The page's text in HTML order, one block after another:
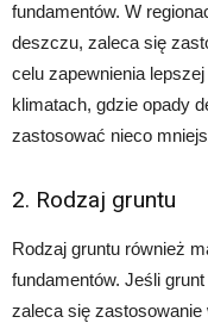
fundamentów. W
deszczu, zaleca się
celu zapewnienia
klimatach, gdzie opady
zastosować nieco
2. Rodzaj gruntu
Rodzaj gruntu również
fundamentów. Jeśli
zaleca się